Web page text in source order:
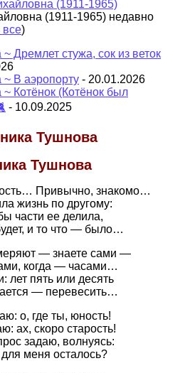
(1911-1965) недавно
все)
Дремлет стужа, сок из веток
В аэропорту - 20.01.2026
Котёнок (Котёнок был
- 10.09.2025
Тушнова
Привычно, знакомо…
жизнь по другому:
части ее делила,
и то что — было…
— знаете сами —
когда — часами…
лет пять или десять
— перевесить…
о, где ты, юность!
ах, скоро старость!
задаю, волнуясь:
меня осталось?